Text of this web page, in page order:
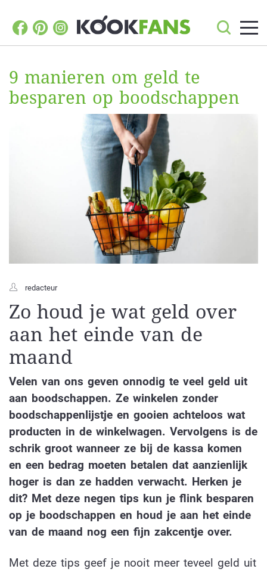
9 manieren om geld te
besparen op boodschappen
redacteur
Zo houd je wat geld over
aan het einde van de
maand
Velen van ons geven onnodig te veel geld uit
aan boodschappen. Ze winkelen zonder
boodschappenlijstje en gooien achteloos wat
producten in de winkelwagen. Vervolgens is de
schrik groot wanneer ze bij de kassa komen
en een bedrag moeten betalen dat aanzienlijk
hoger is dan ze hadden verwacht. Herken je
dit? Met deze negen tips kun je flink besparen
op je boodschappen en houd je aan het einde
van de maand nog een fijn zakcentje over.
Met deze tips geef je nooit meer teveel geld uit